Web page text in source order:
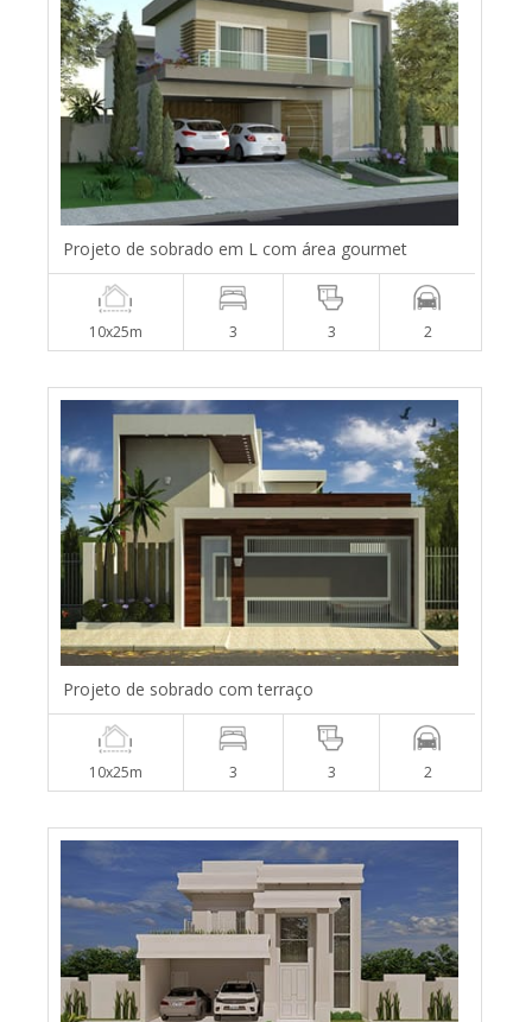
Projeto de sobrado em L com área gourmet
10x25m 3 3 2
Projeto de sobrado com terraço
10x25m 3 3 2